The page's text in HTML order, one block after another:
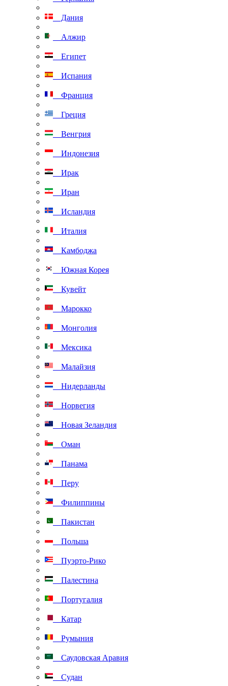
Дания
Алжир
Египет
Испания
Франция
Греция
Венгрия
Индонезия
Ирак
Иран
Исландия
Италия
Камбоджа
Южная Корея
Кувейт
Марокко
Монголия
Мексика
Малайзия
Нидерланды
Норвегия
Новая Зеландия
Оман
Панама
Перу
Филиппины
Пакистан
Польша
Пуэрто-Рико
Палестина
Португалия
Катар
Румыния
Саудовская Аравия
Судан